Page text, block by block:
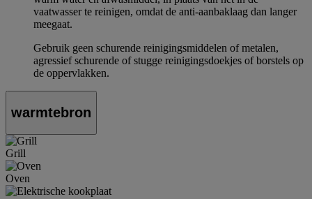
vaatwasser te reinigen, omdat de anti-aanbaklaag dan langer
meegaat.
Gebruik geen schurende reinigingsmiddelen of metalen,
agressief schurende of stugge reinigingsdoekjes of borstels op
de oppervlakken.
warmtebron
Grill
Oven